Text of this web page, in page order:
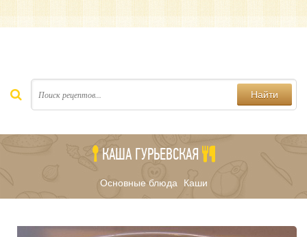
Найти
КАША ГУРЬЕВСКАЯ
Основные блюда/ Каши